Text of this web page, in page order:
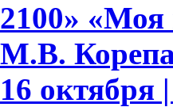
2100» «Моя
М.В.
16 октября